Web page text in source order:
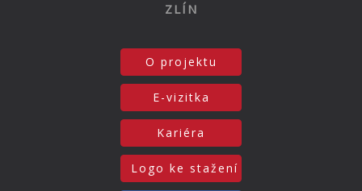
ZLÍN
O projektu
E-vizitka
Kariéra
Logo ke stažení